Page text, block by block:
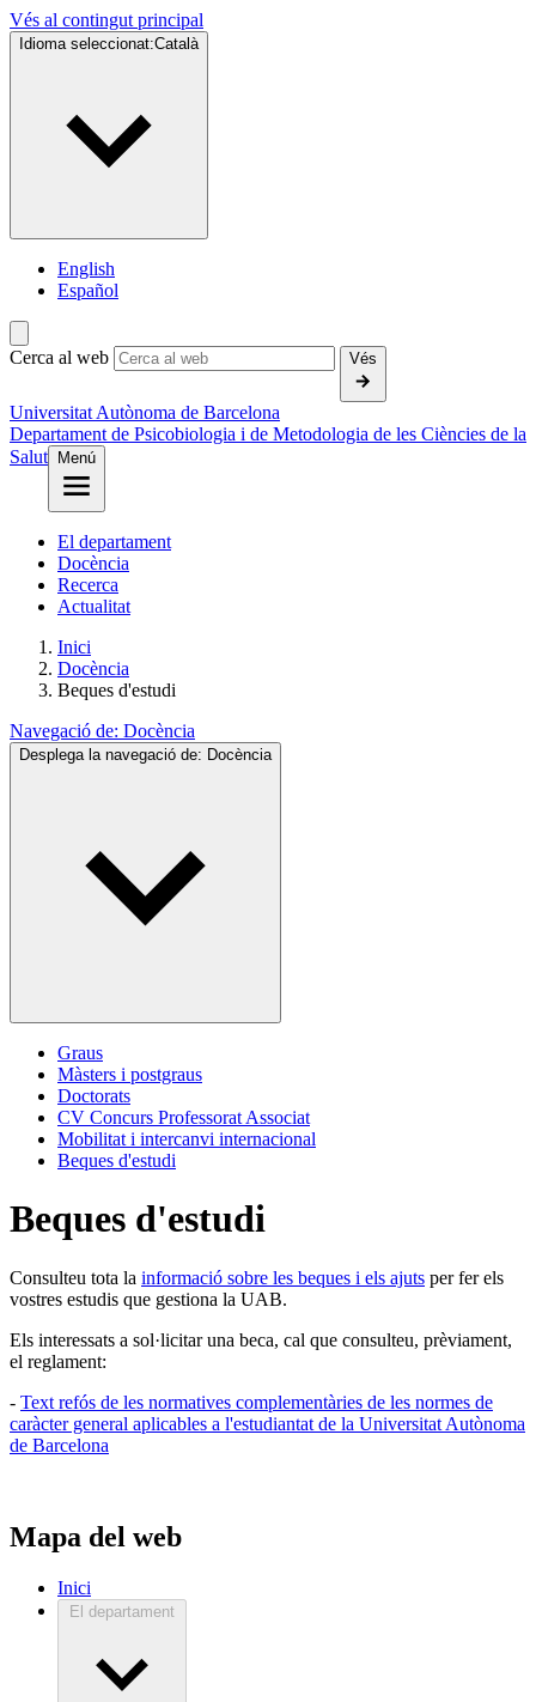
Vés al contingut principal
Idioma seleccionat:Català
English
Español
Cerca al web Vés
Universitat Autònoma de Barcelona
Departament de Psicobiologia i de Metodologia de les Ciències de la
Salut
Menú
El departament
Docència
Recerca
Actualitat
Inici
Docència
Beques d'estudi
Navegació de: Docència
Desplega la navegació de: Docència
Graus
Màsters i postgraus
Doctorats
CV Concurs Professorat Associat
Mobilitat i intercanvi internacional
Beques d'estudi
Beques d'estudi
Consulteu tota la informació sobre les beques i els ajuts per fer els
vostres estudis que gestiona la UAB.
Els interessats a sol·licitar una beca, cal que consulteu, prèviament,
el reglament:
- Text refós de les normatives complementàries de les normes de
caràcter general aplicables a l'estudiantat de la Universitat Autònoma
de Barcelona
Mapa del web
Inici
El departament